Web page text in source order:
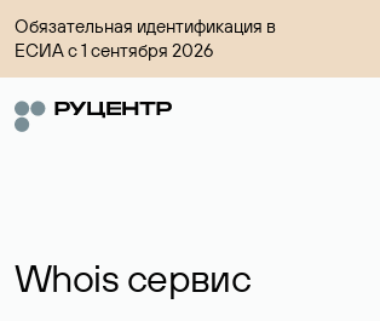
Обязательная идентификация в
ЕСИА с 1 сентября 2026
Whois сервис